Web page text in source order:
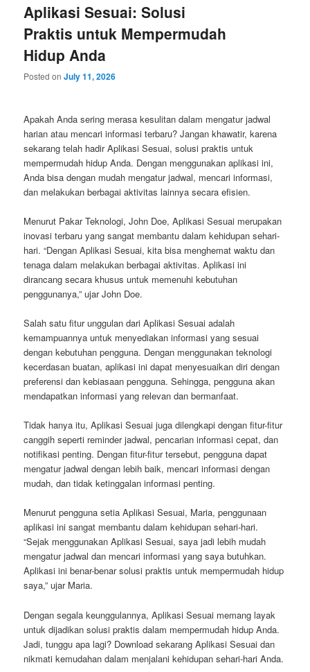
Aplikasi Sesuai: Solusi
Praktis untuk Mempermudah
Hidup Anda
Posted onJuly 11, 2026
Apakah Anda sering merasa kesulitan dalam mengatur jadwal
harian atau mencari informasi terbaru? Jangan khawatir, karena
sekarang telah hadir Aplikasi Sesuai, solusi praktis untuk
mempermudah hidup Anda. Dengan menggunakan aplikasi ini,
Anda bisa dengan mudah mengatur jadwal, mencari informasi,
dan melakukan berbagai aktivitas lainnya secara efisien.
Menurut Pakar Teknologi, John Doe, Aplikasi Sesuai merupakan
inovasi terbaru yang sangat membantu dalam kehidupan sehari-
hari. “Dengan Aplikasi Sesuai, kita bisa menghemat waktu dan
tenaga dalam melakukan berbagai aktivitas. Aplikasi ini
dirancang secara khusus untuk memenuhi kebutuhan
penggunanya,” ujar John Doe.
Salah satu fitur unggulan dari Aplikasi Sesuai adalah
kemampuannya untuk menyediakan informasi yang sesuai
dengan kebutuhan pengguna. Dengan menggunakan teknologi
kecerdasan buatan, aplikasi ini dapat menyesuaikan diri dengan
preferensi dan kebiasaan pengguna. Sehingga, pengguna akan
mendapatkan informasi yang relevan dan bermanfaat.
Tidak hanya itu, Aplikasi Sesuai juga dilengkapi dengan fitur-fitur
canggih seperti reminder jadwal, pencarian informasi cepat, dan
notifikasi penting. Dengan fitur-fitur tersebut, pengguna dapat
mengatur jadwal dengan lebih baik, mencari informasi dengan
mudah, dan tidak ketinggalan informasi penting.
Menurut pengguna setia Aplikasi Sesuai, Maria, penggunaan
aplikasi ini sangat membantu dalam kehidupan sehari-hari.
“Sejak menggunakan Aplikasi Sesuai, saya jadi lebih mudah
mengatur jadwal dan mencari informasi yang saya butuhkan.
Aplikasi ini benar-benar solusi praktis untuk mempermudah hidup
saya,” ujar Maria.
Dengan segala keunggulannya, Aplikasi Sesuai memang layak
untuk dijadikan solusi praktis dalam mempermudah hidup Anda.
Jadi, tunggu apa lagi? Download sekarang Aplikasi Sesuai dan
nikmati kemudahan dalam menjalani kehidupan sehari-hari Anda.